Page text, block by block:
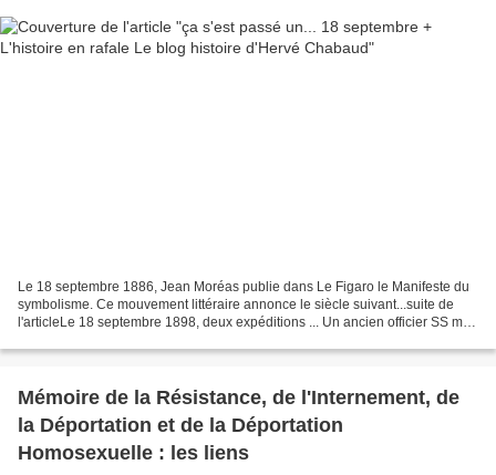
Le 18 septembre 1886, Jean Moréas publie dans Le Figaro le Manifeste du
symbolisme. Ce mouvement littéraire annonce le siècle suivant...suite de
l'articleLe 18 septembre 1898, deux expéditions ... Un ancien officier SS mis
Mémoire de la Résistance, de l'Internement, de
la Déportation et de la Déportation
Homosexuelle : les liens